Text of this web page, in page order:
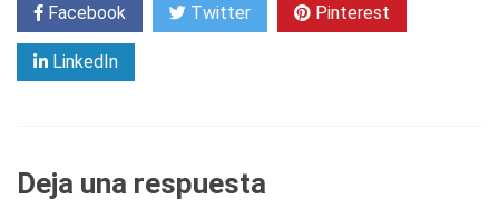
Facebook Twitter Pinterest
LinkedIn
Deja una respuesta